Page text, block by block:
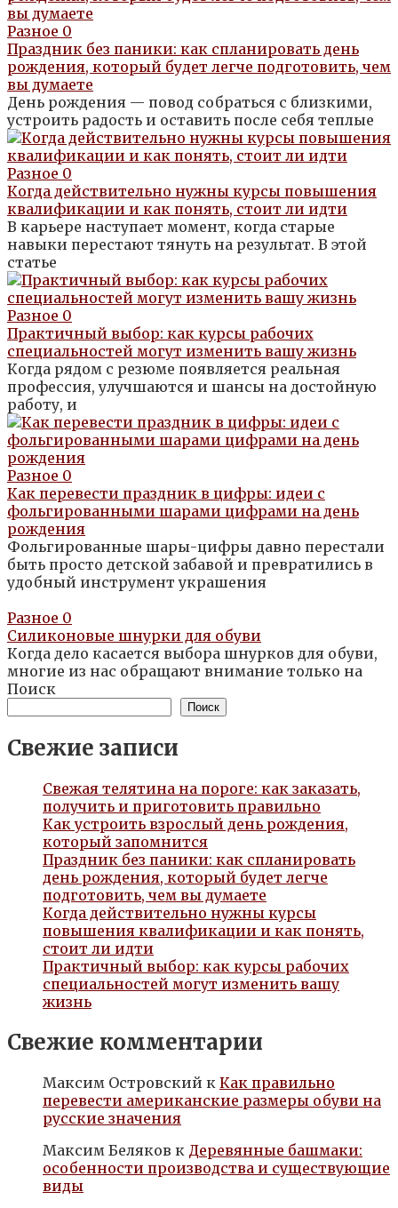
Разное 0
Праздник без паники: как спланировать день
рождения, который будет легче подготовить, чем
вы думаете
День рождения — повод собраться с близкими,
устроить радость и оставить после себя теплые
Разное 0
Когда действительно нужны курсы повышения
квалификации и как понять, стоит ли идти
В карьере наступает момент, когда старые
навыки перестают тянуть на результат. В этой
статье
Разное 0
Практичный выбор: как курсы рабочих
специальностей могут изменить вашу жизнь
Когда рядом с резюме появляется реальная
профессия, улучшаются и шансы на достойную
работу, и
Разное 0
Как перевести праздник в цифры: идеи с
фольгированными шарами цифрами на день
рождения
Фольгированные шары-цифры давно перестали
быть просто детской забавой и превратились в
удобный инструмент украшения
Разное 0
Силиконовые шнурки для обуви
Когда дело касается выбора шнурков для обуви,
многие из нас обращают внимание только на
Поиск
Поиск
Свежие записи
Свежая телятина на пороге: как заказать,
получить и приготовить правильно
Как устроить взрослый день рождения,
который запомнится
Праздник без паники: как спланировать
день рождения, который будет легче
подготовить, чем вы думаете
Когда действительно нужны курсы
повышения квалификации и как понять,
стоит ли идти
Практичный выбор: как курсы рабочих
специальностей могут изменить вашу
жизнь
Свежие комментарии
Максим Островский к Как правильно
перевести американские размеры обуви на
русские значения
Максим Беляков к Деревянные башмаки:
особенности производства и существующие
виды